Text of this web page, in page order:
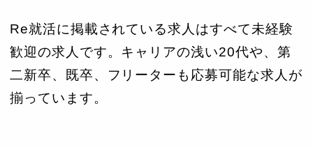
Re就活に掲載されている求人はすべて未経験
歓迎の求人です。キャリアの浅い20代や、第
二新卒、既卒、フリーターも応募可能な求人が
揃っています。